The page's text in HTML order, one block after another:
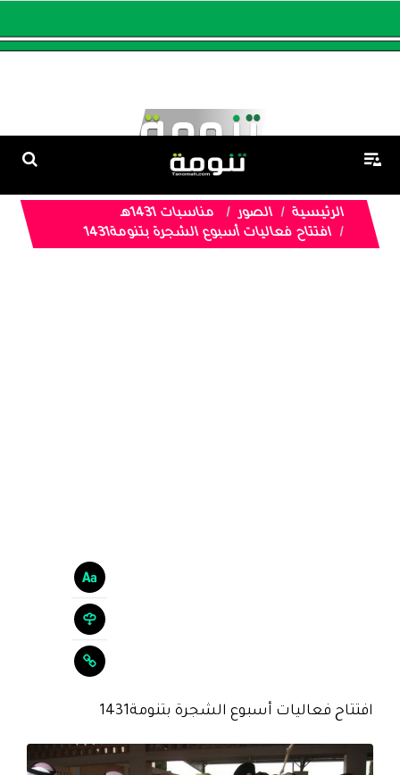
الرئيسية الصور
مناسبات 1431هـ
افتتاح فعاليات أسبوع الشجرة بتنومة1431
افتتاح فعاليات أسبوع الشجرة بتنومة1431